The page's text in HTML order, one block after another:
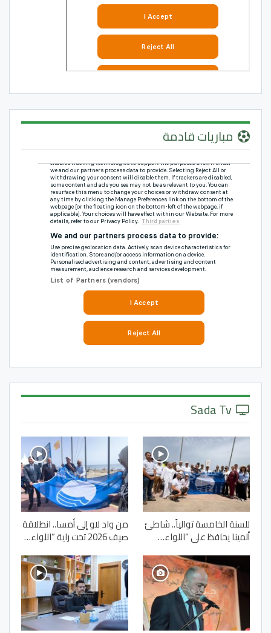
مباريات قادمة
للسنة الخامسة توالياً.. شاطئ
ألمينا يحافظ على “اللواء…
من واد لاو إلى أمسا.. انطلاقة
صيف 2026 تحت راية “اللواء…